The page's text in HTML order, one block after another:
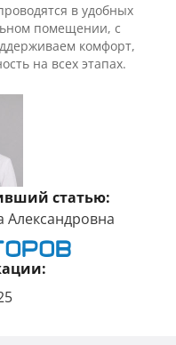
в удобных
помещении, с
комфорт,
на всех этапах.
статью:
Александровна